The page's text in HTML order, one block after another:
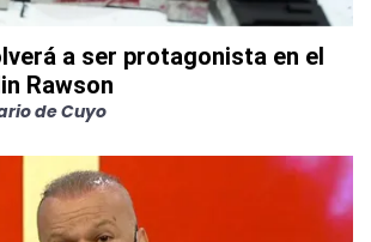
a ser protagonista en el
Rawson
de Cuyo